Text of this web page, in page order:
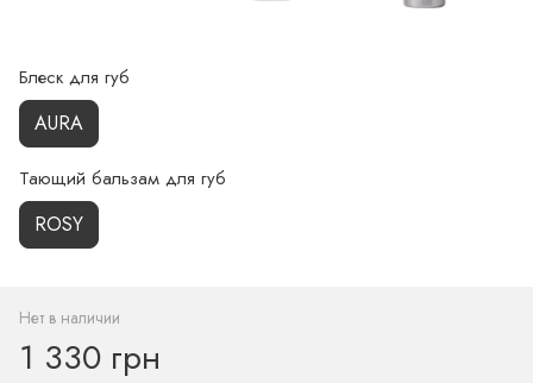
Блеск для губ
AURA
Тающий бальзам для губ
ROSY
Нет в наличии
1 330 грн